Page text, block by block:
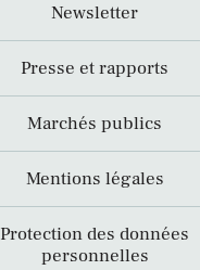
Newsletter
Presse et rapports
Marchés publics
Mentions légales
Protection des données
personnelles